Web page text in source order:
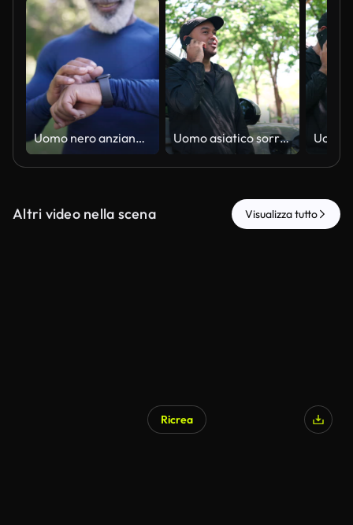
Uomo nero anziano che controlla l'orologio intelligente durante un allenamento all'aperto nel parco Uomo asiatico sorridente in abbigliamento sportivo che chiama al cellulare e guarda il suo orologio vicino a un veicolo elettrico in carica all'aperto. Tecnologia intelligente e concetto di trasporto ecologico. Tiro verticale
Altri video nella scena Visualizza tutto
Ricrea